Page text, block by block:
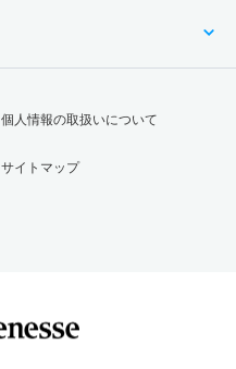
個人情報の取扱いについて
サイトマップ